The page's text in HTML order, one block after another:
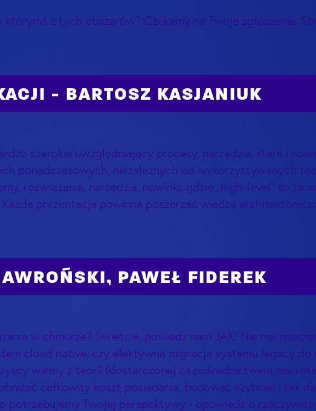
z tych obszarów? Czekamy na Twoje zgłoszenie.
- BARTOSZ KASJANIUK
szerokie uwzględniający procesy, narzędzia, stare i
ponadczasowych, niezależnych od wykorzystywanych
rozwiązania, narzędzia, nowinki, gdzie „high-level” to za
prezentacja powinna poszerzać wiedzę
PAWEŁ FIDEREK
w chmurze? Świetnie, powiedz nam JAK! Nie ma
cloud native, czy efektywna migracja systemu legacy do
wiemy z teorii (dostarczonej za pośrednictwem
całkowity koszt posiadania, budować szybciej i tak
potrzebujemy Twojej perspektywy - opowiedz o